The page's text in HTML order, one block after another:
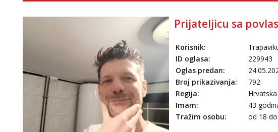
Prijateljicu sa
Korisnik:
ID oglasa:
229943
Oglas predan:
Broj prikazivanja:
792
Regija:
Imam:
43
Tražim osobu:
od 18